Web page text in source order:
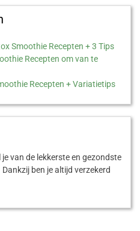
Smoothie Recepten + 3 Tips
Recepten om van te
Recepten + Variatietips
van de lekkerste en gezondste
ben je altijd verzekerd